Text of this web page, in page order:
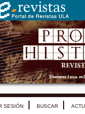
SESIÓN BUSCAR